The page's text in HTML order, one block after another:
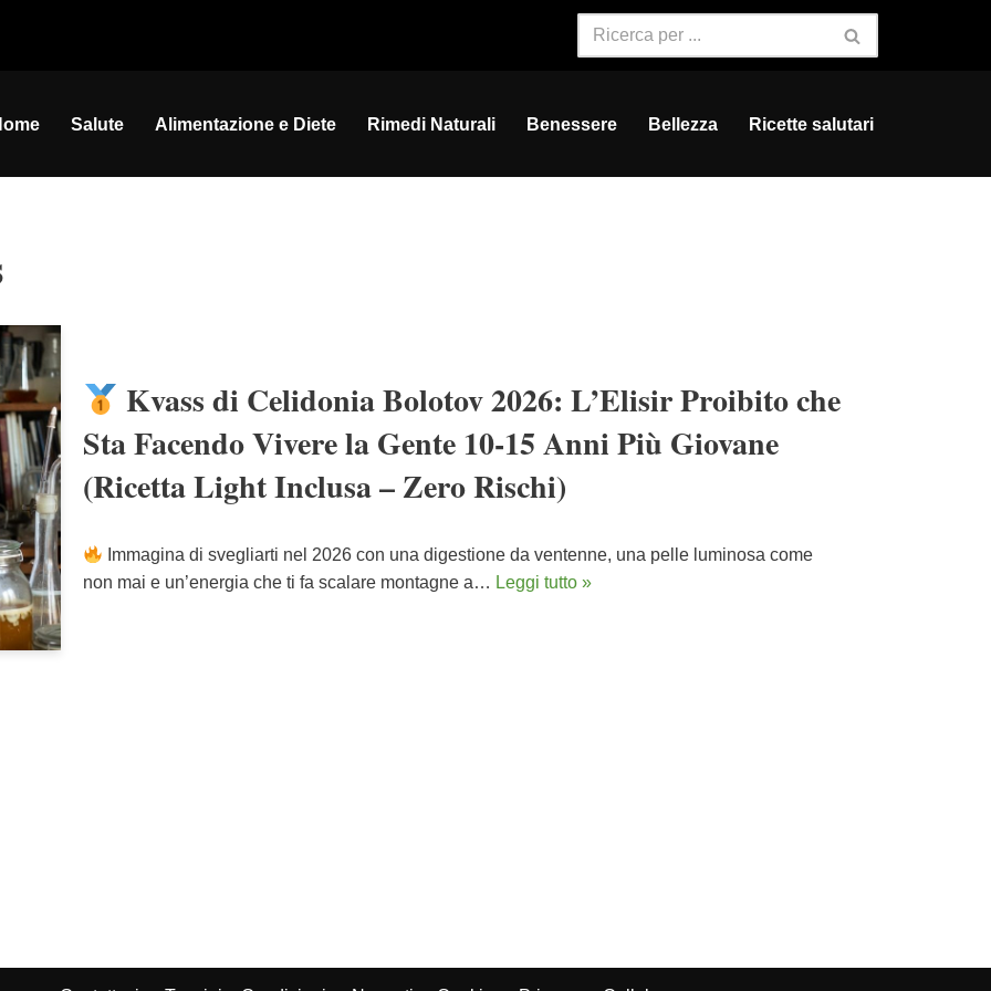
Salute Alimentazione e Diete Rimedi Naturali Benessere Bellezza Ricette salutari
Kvass di Celidonia Bolotov 2026: L’Elisir Proibito che
Sta Facendo Vivere la Gente 10-15 Anni Più Giovane
(Ricetta Light Inclusa – Zero Rischi)
Immagina di svegliarti nel 2026 con una digestione da ventenne, una pelle luminosa come
non mai e un’energia che ti fa scalare montagne a… Leggi tutto »